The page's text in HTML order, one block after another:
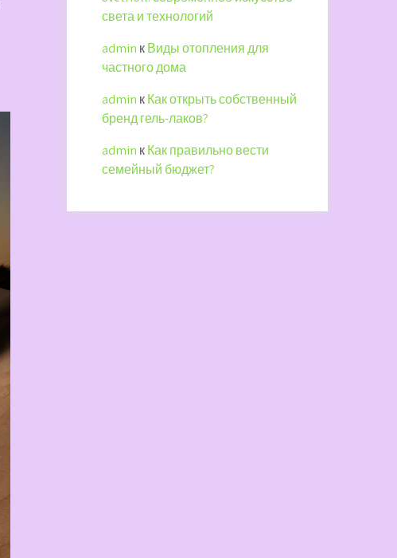
света и технологий
admin кВиды отопления для
частного дома
admin кКак открыть собственный
бренд гель-лаков?
admin кКак правильно вести
семейный бюджет?